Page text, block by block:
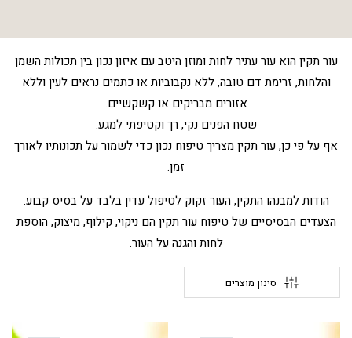
עור תקין הוא עור עתיר לחות ומוזן היטב עם איזון נכון בין תכולות השמן
והלחות, זרימת דם טובה, ללא נקבוביות או כתמים נראים לעין וללא
אזורים מבריקים או קשקשיים.
שטח הפנים נקי, רך וקטיפתי למגע.
אף על פי כן, עור תקין מצריך טיפוח נכון כדי לשמור על תכונותיו לאורך
זמן.
הודות למבנהו התקין, העור זקוק לטיפול עדין בלבד על בסיס קבוע.
הצעדים הבסיסיים של טיפוח עור תקין הם ניקוי, קילוף, מיצוק, הוספת
לחות והגנה על העור.
סינון מוצרים